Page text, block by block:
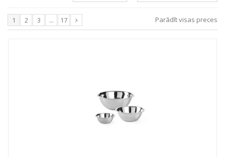
Parādīt visas preces
1 2 3 ... 17